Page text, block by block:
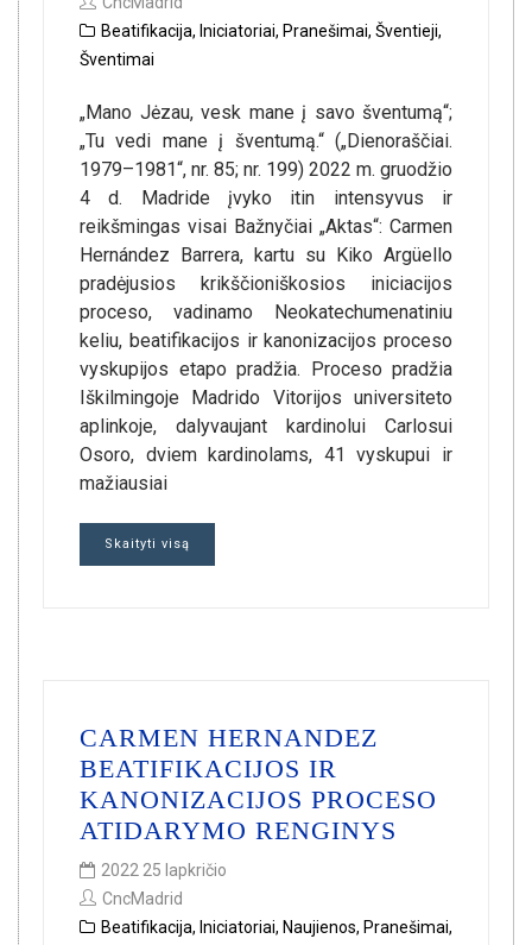
Beatifikacija, Iniciatoriai, Pranešimai, Šventieji,
Šventimai
„Mano Jėzau, vesk mane į savo šventumą“;
„Tu vedi mane į šventumą.“ („Dienoraščiai.
1979–1981“, nr. 85; nr. 199) 2022 m. gruodžio
4 d. Madride įvyko itin intensyvus ir
reikšmingas visai Bažnyčiai „Aktas“: Carmen
Hernández Barrera, kartu su Kiko Argüello
pradėjusios krikščioniškosios iniciacijos
proceso, vadinamo Neokatechumenatiniu
keliu, beatifikacijos ir kanonizacijos proceso
vyskupijos etapo pradžia. Proceso pradžia
Iškilmingoje Madrido Vitorijos universiteto
aplinkoje, dalyvaujant kardinolui Carlosui
Osoro, dviem kardinolams, 41 vyskupui ir
mažiausiai
Skaityti visą
CARMEN HERNANDEZ
BEATIFIKACIJOS IR
KANONIZACIJOS PROCESO
ATIDARYMO RENGINYS
2022 25 lapkričio
CncMadrid
Beatifikacija, Iniciatoriai, Naujienos, Pranešimai,